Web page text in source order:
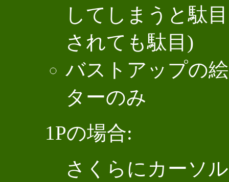
してしまうと駄
されても駄目)
バストアップの
ターのみ
1Pの場合:
さくらにカーソ